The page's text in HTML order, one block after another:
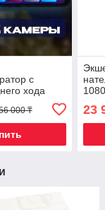
с
хода
(P2 2K+WiFi)
000 ₸
Fi)
23